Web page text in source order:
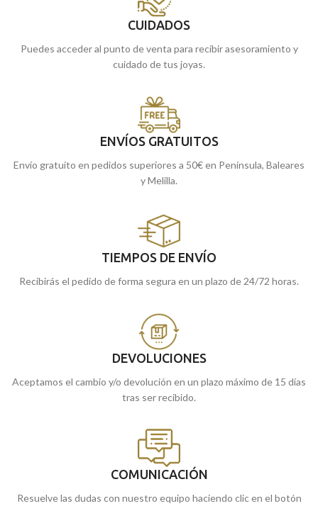
CUIDADOS
Puedes acceder al punto de venta para recibir asesoramiento y
cuidado de tus joyas.
ENVÍOS GRATUITOS
Envío gratuito en pedidos superiores a 50€ en Península, Baleares
y Melilla.
TIEMPOS DE ENVÍO
Recibirás el pedido de forma segura en un plazo de 24/72 horas.
DEVOLUCIONES
Aceptamos el cambio y/o devolución en un plazo máximo de 15 días
tras ser recibido.
COMUNICACIÓN
Resuelve las dudas con nuestro equipo haciendo clic en el botón